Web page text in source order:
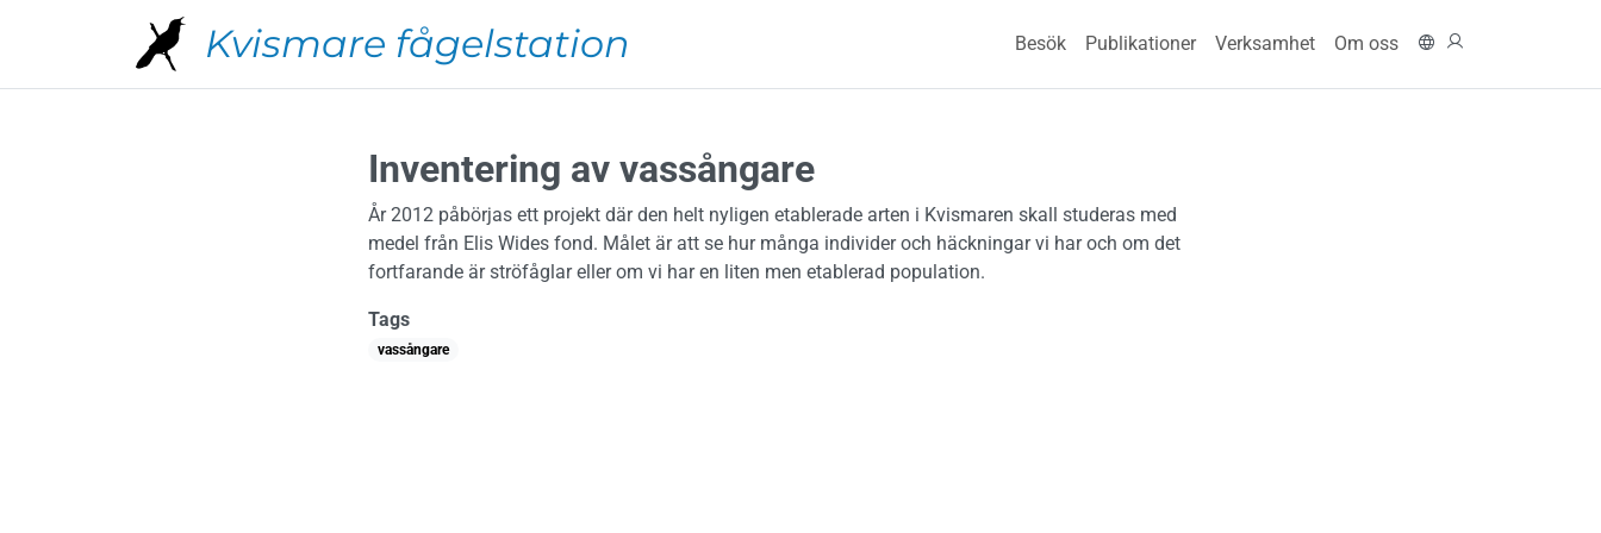
Hoppa till huvudinnehåll
Kvismare fågelstation In English
Main navigation
Besök Publikationer Verksamhet Om oss
Inventering av vassångare
År 2012 påbörjas ett projekt där den helt nyligen etablerade arten i Kvismaren skall studeras med
medel från Elis Wides fond. Målet är att se hur många individer och häckningar vi har och om det
fortfarande är ströfåglar eller om vi har en liten men etablerad population.
Tags
vassångare